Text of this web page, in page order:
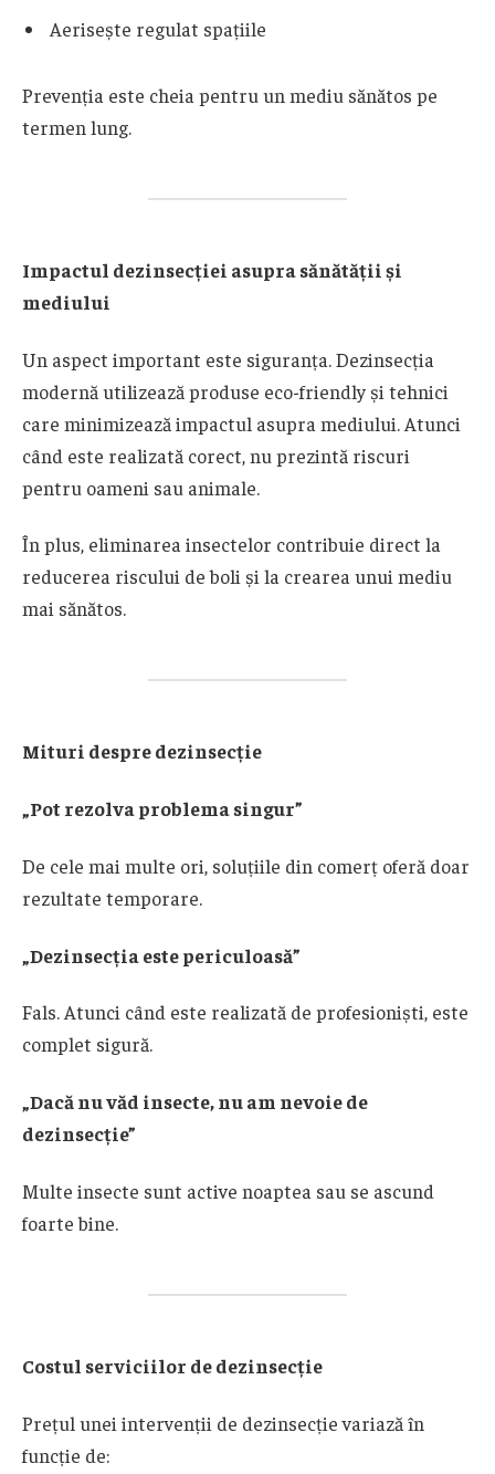
Aerisește regulat spațiile
Prevenția este cheia pentru un mediu sănătos pe
termen lung.
Impactul dezinsecției asupra sănătății și
mediului
Un aspect important este siguranța. Dezinsecția
modernă utilizează produse eco-friendly și tehnici
care minimizează impactul asupra mediului. Atunci
când este realizată corect, nu prezintă riscuri
pentru oameni sau animale.
În plus, eliminarea insectelor contribuie direct la
reducerea riscului de boli și la crearea unui mediu
mai sănătos.
Mituri despre dezinsecție
„Pot rezolva problema singur”
De cele mai multe ori, soluțiile din comerț oferă doar
rezultate temporare.
„Dezinsecția este periculoasă”
Fals. Atunci când este realizată de profesioniști, este
complet sigură.
„Dacă nu văd insecte, nu am nevoie de
dezinsecție”
Multe insecte sunt active noaptea sau se ascund
foarte bine.
Costul serviciilor de dezinsecție
Prețul unei intervenții de dezinsecție variază în
funcție de: